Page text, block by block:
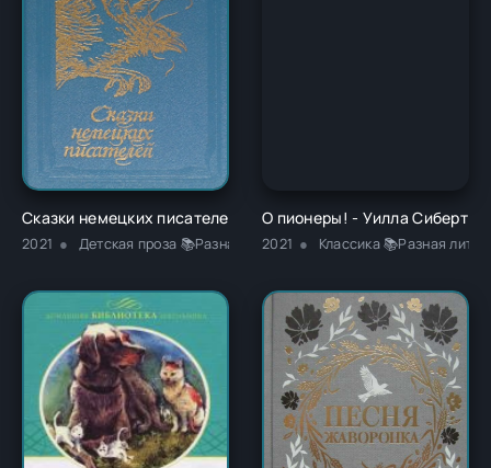
Сказки немецких писателей - Новалис
2021 Детская проза 📚Разная литература
О пионеры! - Уилла Сиберт
2021 Классика 📚Разная